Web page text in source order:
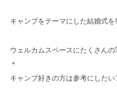
キャンプをテーマにした結婚式
ウェルカムスペースにたくさん
＊
キャンプ好きの方は参考にしたい